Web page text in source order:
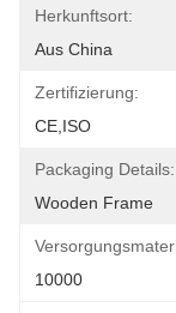
Herkunftsort:
Aus China
Zertifizierung:
CE,ISO
Packaging Details:
Wooden Frame
10000